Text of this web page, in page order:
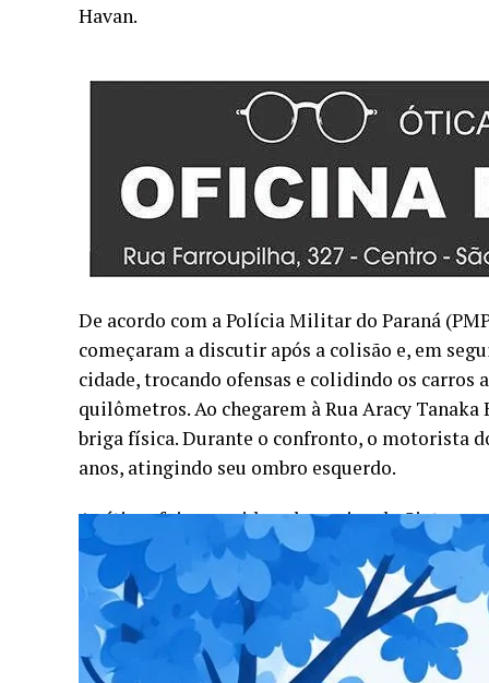
Havan.
De acordo com a Polícia Militar do Paraná
começaram a discutir após a colisão e, em
cidade, trocando ofensas e colidindo os
quilômetros. Ao chegarem à Rua Aracy
briga física. Durante o confronto, o motorista
anos, atingindo seu ombro esquerdo.
A vítima foi socorrida pela equipe do Siate e
médico. O motorista do Jetta foi submetido ao
álcool.
O agressor foi detido pela PM e encaminhado
agressão com arma branca. O caso segue em